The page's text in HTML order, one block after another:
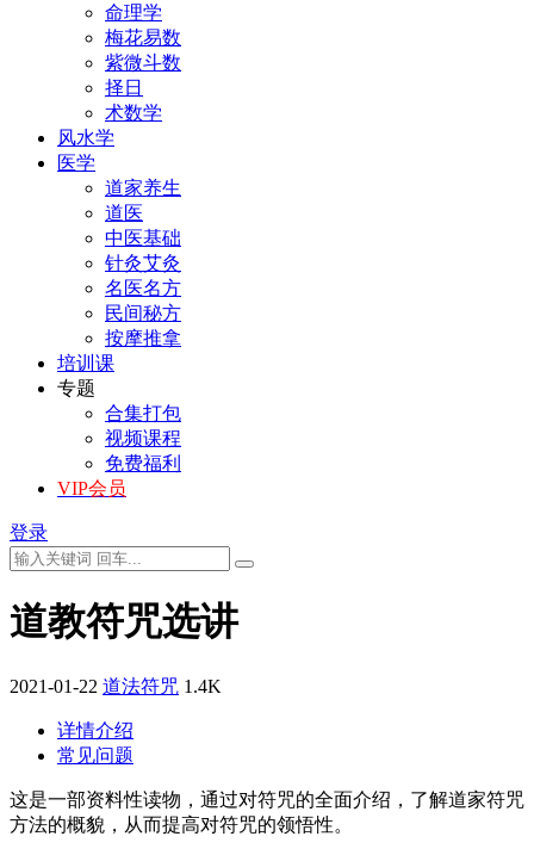
命理学
梅花易数
紫微斗数
择日
术数学
风水学
医学
道家养生
道医
中医基础
针灸艾灸
名医名方
民间秘方
按摩推拿
培训课
专题
合集打包
视频课程
免费福利
VIP会员
登录
道教符咒选讲
2021-01-22 道法符咒 1.4K
详情介绍
常见问题
这是一部资料性读物，通过对符咒的全面介绍，了解道家符咒
方法的概貌，从而提高对符咒的领悟性。